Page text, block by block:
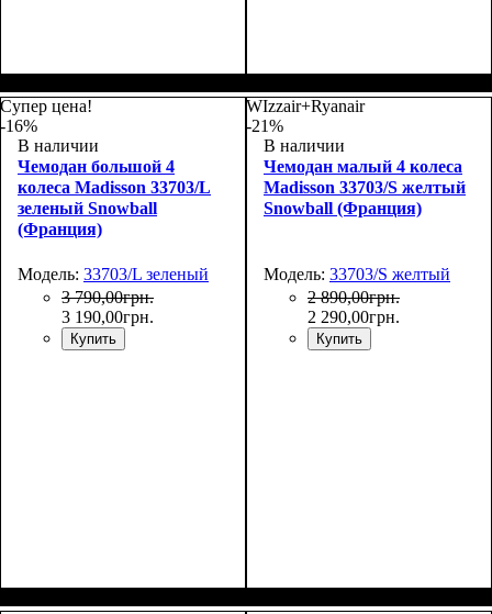
75х50х30
55х36х20
Супер цена!
-16%
В наличии
Чемодан большой 4
колеса Madisson 33703/L
зеленый Snowball
(Франция)
Модель: 33703/L зеленый
3 790,00грн.
3 190,00грн.
Купить
WIzzair+Ryanair
-21%
В наличии
Чемодан малый 4 колеса
Madisson 33703/S желтый
Snowball (Франция)
Модель: 33703/S желтый
2 890,00грн.
2 290,00грн.
Купить